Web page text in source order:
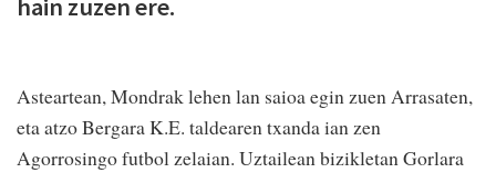
hain zuzen ere.
Asteartean, Mondrak lehen lan saioa egin zuen Arrasaten,
eta atzo Bergara K.E. taldearen txanda ian zen
Agorrosingo futbol zelaian. Uztailean bizikletan Gorlara